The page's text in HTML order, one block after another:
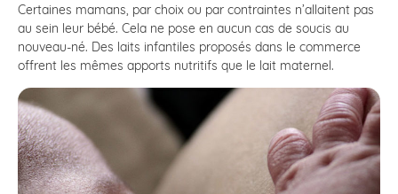
Certaines mamans, par choix ou par contraintes n’allaitent pas
au sein leur bébé. Cela ne pose en aucun cas de soucis au
nouveau-né. Des laits infantiles proposés dans le commerce
offrent les mêmes apports nutritifs que le lait maternel.